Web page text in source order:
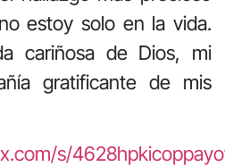
estoy solo en la vida.
cariñosa de Dios, mi
gratificante de mis
s/